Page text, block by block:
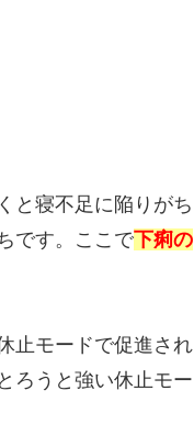
と寝不足に陥りがち
です。ここで下痢の
止モードで促進され
ろうと強い休止モー